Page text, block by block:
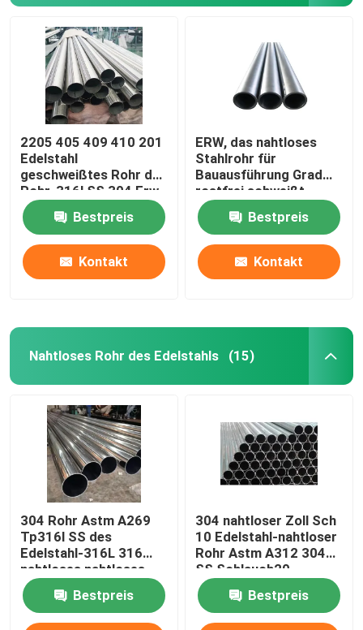
2205 405 409 410 201
Edelstahl
geschweißtes Rohr der
Rohr-316l SS 304 Erw
Bestpreis
Kontakt
ERW, das nahtloses
Stahlrohr für
Bauausführung Grad
rostfrei schweißt
Bestpreis
Kontakt
Nahtloses Rohr des Edelstahls (15)
304 Rohr Astm A269
Tp316l SS des
Edelstahl-316L 316
nahtloses nahtloses
Rohr 1,25 1,5 1,75“
Bestpreis
304 nahtloser Zoll Sch
10 Edelstahl-nahtloser
Rohr Astm A312 304
SS Schlauch20
Bestpreis